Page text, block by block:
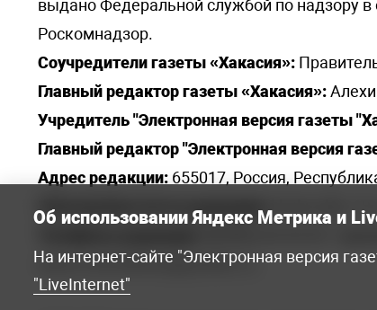
выдано Федеральной службой по надзору
Роскомнадзор.
Соучредители газеты «Хакасия»:
Главный редактор газеты «Хакасия»:
Учредитель "Электронная версия газеты
Главный редактор "Электронная версия
Адрес редакции: 655017, Россия,
Электронная почта редакции: khakred@r-
elena.s.korotkowa@yandex.ru.
Об использовании Яндекс Метрика и
На интернет-сайте "Электронная версия
"LiveInternet"